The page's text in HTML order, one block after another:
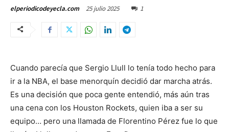
elperiodicodeyecla.com 25 julio 2025 1
Cuando parecía que Sergio Llull lo tenía todo hecho para
ir a la NBA, el base menorquín decidió dar marcha atrás.
Es una decisión que poca gente entendió, más aún tras
una cena con los Houston Rockets, quien iba a ser su
equipo… pero una llamada de Florentino Pérez fue lo que